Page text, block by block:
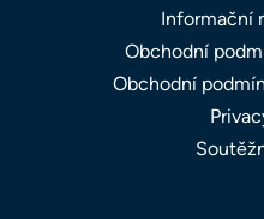
Informační
Obchodní
Obchodní